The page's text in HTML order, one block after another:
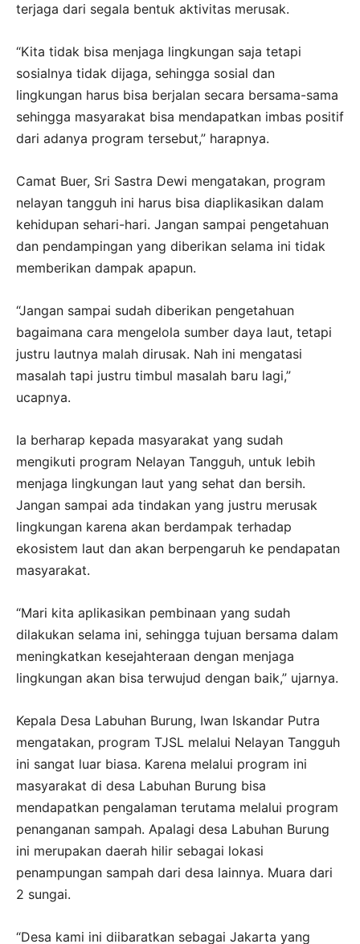
terjaga dari segala bentuk aktivitas merusak.
“Kita tidak bisa menjaga lingkungan saja tetapi
sosialnya tidak dijaga, sehingga sosial dan
lingkungan harus bisa berjalan secara bersama-sama
sehingga masyarakat bisa mendapatkan imbas positif
dari adanya program tersebut,” harapnya.
Camat Buer, Sri Sastra Dewi mengatakan, program
nelayan tangguh ini harus bisa diaplikasikan dalam
kehidupan sehari-hari. Jangan sampai pengetahuan
dan pendampingan yang diberikan selama ini tidak
memberikan dampak apapun.
“Jangan sampai sudah diberikan pengetahuan
bagaimana cara mengelola sumber daya laut, tetapi
justru lautnya malah dirusak. Nah ini mengatasi
masalah tapi justru timbul masalah baru lagi,”
ucapnya.
Ia berharap kepada masyarakat yang sudah
mengikuti program Nelayan Tangguh, untuk lebih
menjaga lingkungan laut yang sehat dan bersih.
Jangan sampai ada tindakan yang justru merusak
lingkungan karena akan berdampak terhadap
ekosistem laut dan akan berpengaruh ke pendapatan
masyarakat.
“Mari kita aplikasikan pembinaan yang sudah
dilakukan selama ini, sehingga tujuan bersama dalam
meningkatkan kesejahteraan dengan menjaga
lingkungan akan bisa terwujud dengan baik,” ujarnya.
Kepala Desa Labuhan Burung, Iwan Iskandar Putra
mengatakan, program TJSL melalui Nelayan Tangguh
ini sangat luar biasa. Karena melalui program ini
masyarakat di desa Labuhan Burung bisa
mendapatkan pengalaman terutama melalui program
penanganan sampah. Apalagi desa Labuhan Burung
ini merupakan daerah hilir sebagai lokasi
penampungan sampah dari desa lainnya. Muara dari
2 sungai.
“Desa kami ini diibaratkan sebagai Jakarta yang